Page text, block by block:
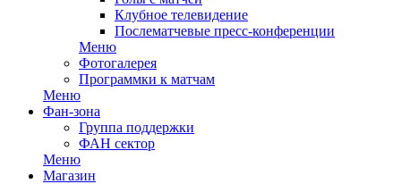
Клубное телевидение
Послематчевые пресс-конференции
Меню
Фотогалерея
Программки к матчам
Меню
Фан-зона
Группа поддержки
ФАН сектор
Меню
Магазин